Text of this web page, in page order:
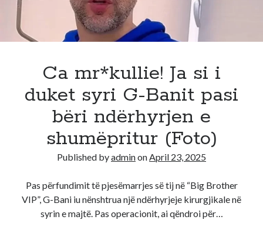
banoreve
Big
Nuk
ua
fal
ne
jete
ate
qe
bene
Ca mr*kullie! Ja si i
duket syri G-Banit pasi
bëri ndërhyrjen e
shumëpritur (Foto)
Published byadminonApril 23, 2025
Pas përfundimit të pjesëmarrjes së tij në “Big Brother
VIP”, G-Bani iu nënshtrua një ndërhyrjeje kirurgjikale në
syrin e majtë. Pas operacionit, ai qëndroi për…